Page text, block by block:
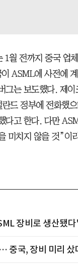
1월 전까지 중국 업
ASML에 사전에
그는 보도했다. 제
드 정부에 전화했
다고 한다. 다만
미치지 않을 것”이
장비로 생산됐
중국, 장비 미리 샀